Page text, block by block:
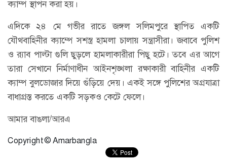
ক্যাম্প স্থাপন করা হয়।
এদিকে ২৪ মে গভীর রাতে জঙ্গল সলিমপুরে স্থাপিত একটি
যৌথবাহিনীর ক্যাম্পে সশস্ত্র হামলা চালায় সন্ত্রাসীরা। জবাবে পুলিশ
ও র‍্যাব পাল্টা গুলি ছুড়লে হামলাকারীরা পিছু হটে। তবে এর আগে
তারা সেখানে নির্মাণাধীন আইনশৃঙ্খলা রক্ষাকারী বাহিনীর একটি
ক্যাম্প বুলডোজার দিয়ে গুঁড়িয়ে দেয়। একই সঙ্গে পুলিশের অগ্রযাত্রা
বাধাগ্রস্ত করতে একটি সড়কও কেটে ফেলে।
আমার বাঙলা/আরএ
Copyright © Amarbangla